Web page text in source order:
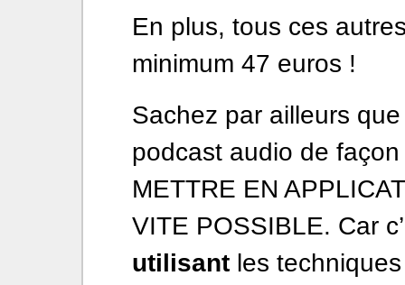
En plus, tous ces
minimum 47 euros !
Sachez par ailleurs
podcast audio de
METTRE EN
VITE POSSIBLE. Car
utilisant les